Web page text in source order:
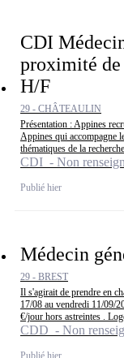
CDI
proximité
H/F
29 - CHÂTEAULIN
Présentation : Appines
Appines qui accompagne
thématiques de la
CDI - Non
Publié hier
Médecin
29 - BREST
Il s'agirait de prendre en
17/08 au vendredi 11/09/
€/jour hors astreintes .
CDD - Non
Publié hier